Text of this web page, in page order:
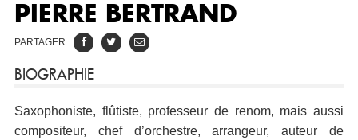
PIERRE BERTRAND
PARTAGER
BIOGRAPHIE
Saxophoniste, flûtiste, professeur de renom, mais aussi
compositeur, chef d’orchestre, arrangeur, auteur de